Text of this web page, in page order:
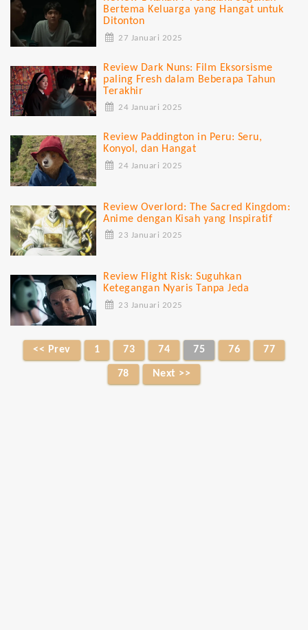
Bertema Keluarga yang Hangat untuk
Ditonton
27 Januari 2025
Review Dark Nuns: Film Eksorsisme
paling Fresh dalam Beberapa Tahun
Terakhir
24 Januari 2025
Review Paddington in Peru: Seru,
Konyol, dan Hangat
24 Januari 2025
Review Overlord: The Sacred Kingdom:
Anime dengan Kisah yang Inspiratif
23 Januari 2025
Review Flight Risk: Suguhkan
Ketegangan Nyaris Tanpa Jeda
23 Januari 2025
<< Prev 1 73 74 75 76 77
78 Next >>